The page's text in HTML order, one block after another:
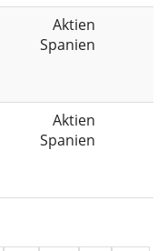
Aktien
Spanien
Aktien
Spanien